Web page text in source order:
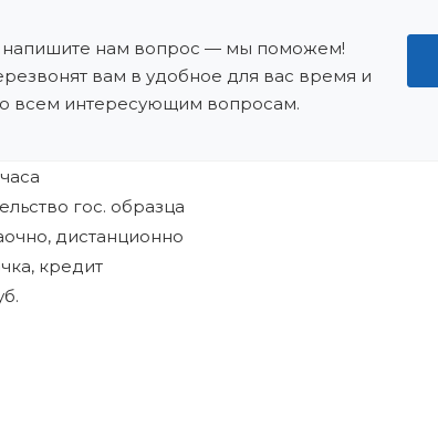
напишите нам вопрос — мы поможем!
вам в удобное для вас время и
всем интересующим вопросам.
гос. образца
дистанционно
кредит